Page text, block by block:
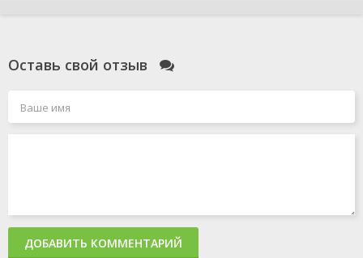
Оставь свой отзыв
ДОБАВИТЬ КОММЕНТАРИЙ